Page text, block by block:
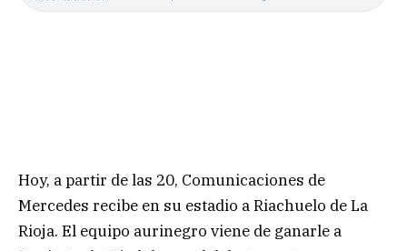
Hoy, a partir de las 20, Comunicaciones de
Mercedes recibe en su estadio a Riachuelo de La
Rioja. El equipo aurinegro viene de ganarle a